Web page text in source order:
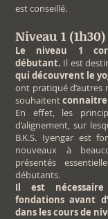
est conseillé.
Niveau 1 (1h30)
Le niveau 1
débutant. Il est
qui découvrent le
ont pratiqué d’autres
souhaitentconnaitre
En effet, les
d’alignement, sur
B.K.S. Iyengar est
nouveaux à
présentés
débutants.
Il est
fondations avant
dans les cours de